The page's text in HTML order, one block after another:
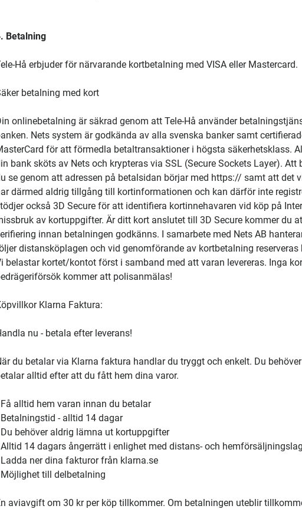
Betalning
Hå erbjuder för närvarande kortbetalning med VISA eller Mastercard.
betalning med kort
onlinebetalning är säkrad genom att Tele-Hå använder
Nets system är godkända av alla svenska banker samt
för att förmedla betaltransaktioner i högsta säkerhetsklass.
bank sköts av Nets och krypteras via SSL (Secure Sockets Layer).
se genom att adressen på betalsidan börjar med https:// samt att det
därmed aldrig tillgång till kortinformationen och kan därför inte
också 3D Secure för att identifiera kortinnehavaren vid köp på
av kortuppgifter. Är ditt kort anslutet till 3D Secure kommer du
innan betalningen godkänns. I samarbete med Nets AB
distansköplagen och vid genomförande av kortbetalning
belastar kortet/kontot först i samband med att varan levereras. Inga
kommer att polisanmälas!
Klarna Faktura:
nu - betala efter leverans!
du betalar via Klarna faktura handlar du tryggt och enkelt. Du
alltid efter att du fått hem dina varor.
Få alltid hem varan innan du betalar
Betalningstid - alltid 14 dagar
Du behöver aldrig lämna ut kortuppgifter
Alltid 14 dagars ångerrätt i enlighet med distans- och
Ladda ner dina fakturor från klarna.se
Möjlighet till delbetalning
aviavgift om 30 kr per köp tillkommer. Om betalningen uteblir